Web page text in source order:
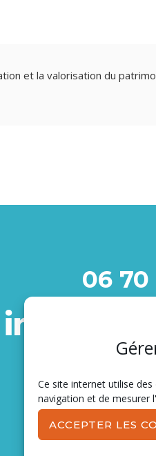
Ce site internet utilise
navigation et de mesurer
ACCEPTER LES
et la valorisation du
06 70